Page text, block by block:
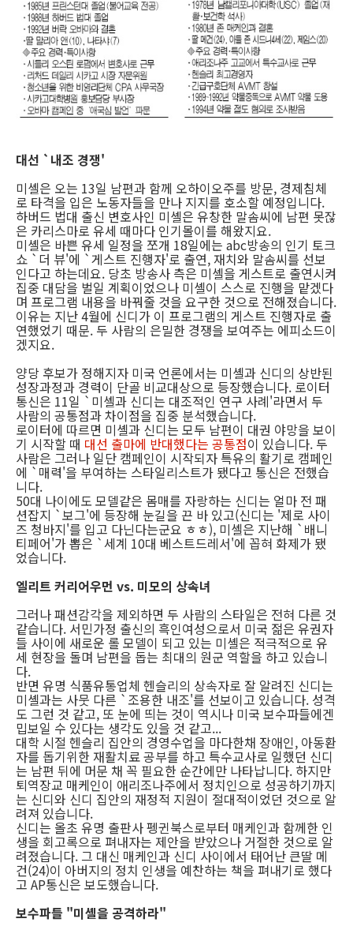
대선 `내조 경쟁'
미셸은 오는 13일 남편과 함께 오하이오주를 방문, 경제침체
로 타격을 입은 노동자들을 만나 지지를 호소할 예정입니다.
하버드 법대 출신 변호사인 미셸은 유창한 말솜씨에 남편 못잖
은 카리스마로 유세 때마다 인기몰이를 해왔지요.
미셸은 바쁜 유세 일정을 쪼개 18일에는 abc방송의 인기 토크
쇼 `더 뷰'에 `게스트 진행자'로 출연, 재치와 말솜씨를 선보
인다고 하는데요. 당초 방송사 측은 미셸을 게스트로 출연시켜
집중 대담을 벌일 계획이었으나 미셸이 스스로 진행을 맡겠다
며 프로그램 내용을 바꿔줄 것을 요구한 것으로 전해졌습니다.
이유는 지난 4월에 신디가 이 프로그램의 게스트 진행자로 출
연했었기 때문. 두 사람의 은밀한 경쟁을 보여주는 에피소드이
겠지요.
양당 후보가 정해지자 미국 언론에서는 미셸과 신디의 상반된
성장과정과 경력이 단골 비교대상으로 등장했습니다. 로이터
통신은 11일 `미셸과 신디는 대조적인 연구 사례'라면서 두
사람의 공통점과 차이점을 집중 분석했습니다.
로이터에 따르면 미셸과 신디는 모두 남편이 대권 야망을 보이
기 시작할 때 대선 출마에 반대했다는 공통점이 있습니다. 두
사람은 그러나 일단 캠페인이 시작되자 특유의 활기로 캠페인
에 `매력'을 부여하는 스타일리스트가 됐다고 통신은 전했습
니다.
50대 나이에도 모델같은 몸매를 자랑하는 신디는 얼마 전 패
션잡지 `보그'에 등장해 눈길을 끈 바 있고(신디는 '제로 사이
즈 청바지'를 입고 다닌다는군요 ㅎㅎ), 미셸은 지난해 `배니
티페어'가 뽑은 `세계 10대 베스트드레서'에 꼽혀 화제가 됐
었습니다.
엘리트 커리어우먼 vs. 미모의 상속녀
그러나 패션감각을 제외하면 두 사람의 스타일은 전혀 다른 것
같습니다. 서민가정 출신의 흑인여성으로서 미국 젊은 유권자
들 사이에 새로운 롤 모델이 되고 있는 미셸은 적극적으로 유
세 현장을 돌며 남편을 돕는 최대의 원군 역할을 하고 있습니
다.
반면 유명 식품유통업체 헨슬리의 상속자로 잘 알려진 신디는
미셸과는 사뭇 다른 `조용한 내조'를 선보이고 있습니다. 성격
도 그런 것 같고, 또 눈에 띄는 것이 역시나 미국 보수파들에겐
밉보일 수 있다는 생각도 있을 것 같고...
대학 시절 헨슬리 집안의 경영수업을 마다한채 장애인, 아동환
자를 돕기위한 재활치료 공부를 하고 특수교사로 일했던 신디
는 남편 뒤에 머문 채 꼭 필요한 순간에만 나타납니다. 하지만
퇴역장교 매케인이 애리조나주에서 정치인으로 성공하기까지
는 신디와 신디 집안의 재정적 지원이 절대적이었던 것으로 알
려져 있습니다.
신디는 올초 유명 출판사 펭귄북스로부터 매케인과 함께한 인
생을 회고록으로 펴내자는 제안을 받았으나 거절한 것으로 알
려졌습니다. 그 대신 매케인과 신디 사이에서 태어난 큰딸 메
건(24)이 아버지의 정치 인생을 예찬하는 책을 펴내기로 했다
고 AP통신은 보도했습니다.
보수파들 "미셸을 공격하라"